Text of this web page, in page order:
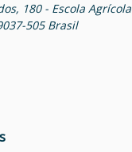
180 - Escola Agrícola
505 Brasil